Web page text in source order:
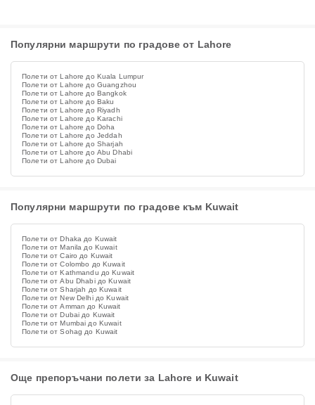
Популярни маршрути по градове от Lahore
Полети от Lahore до Kuala Lumpur
Полети от Lahore до Guangzhou
Полети от Lahore до Bangkok
Полети от Lahore до Baku
Полети от Lahore до Riyadh
Полети от Lahore до Karachi
Полети от Lahore до Doha
Полети от Lahore до Jeddah
Полети от Lahore до Sharjah
Полети от Lahore до Abu Dhabi
Полети от Lahore до Dubai
Популярни маршрути по градове към Kuwait
Полети от Dhaka до Kuwait
Полети от Manila до Kuwait
Полети от Cairo до Kuwait
Полети от Colombo до Kuwait
Полети от Kathmandu до Kuwait
Полети от Abu Dhabi до Kuwait
Полети от Sharjah до Kuwait
Полети от New Delhi до Kuwait
Полети от Amman до Kuwait
Полети от Dubai до Kuwait
Полети от Mumbai до Kuwait
Полети от Sohag до Kuwait
Още препоръчани полети за Lahore и Kuwait